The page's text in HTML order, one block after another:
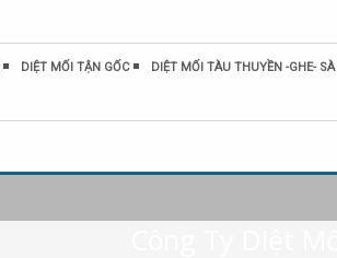
DIỆT MỐI TẬN GỐC DIỆT MỐI TÀU THUYỀN -GHE-